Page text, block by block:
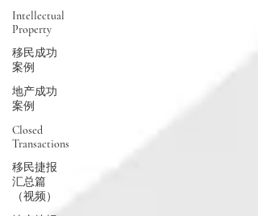
Intellectual
Property
移民成功
案例
地产成功
案例
Closed
Transactions
移民捷报
汇总篇
（视频）